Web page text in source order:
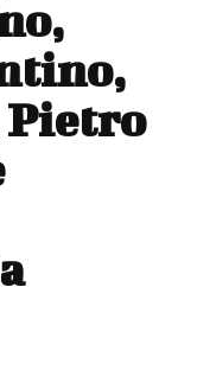
Pietro